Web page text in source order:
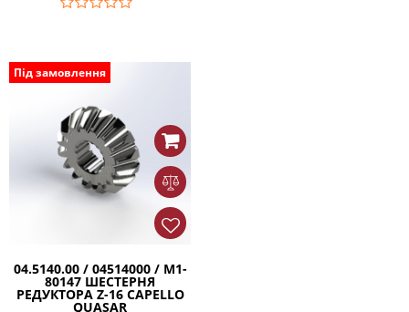
Під замовлення
04.5140.00 / 04514000 / M1-
80147 ШЕСТЕРНЯ
РЕДУКТОРА Z-16 CAPELLO
QUASAR